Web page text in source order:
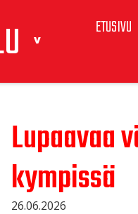
ETUSIVU
Lupaavaa
kympissä
26.06.2026